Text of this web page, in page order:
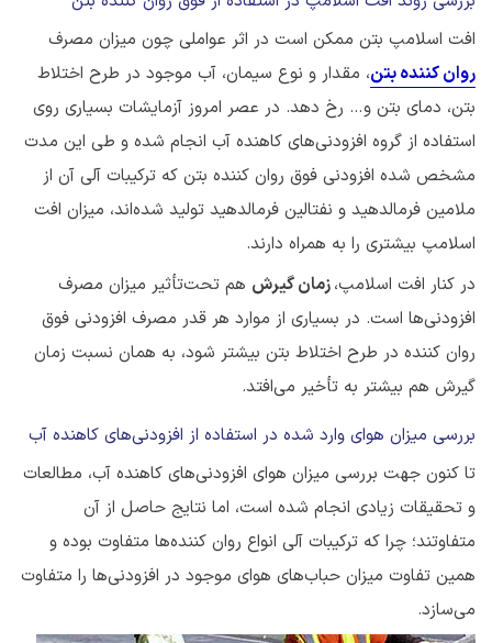
افت اسلامپ بتن ممکن است در اثر عواملی چون میزان مصرف
روان کننده بتن، مقدار و نوع سیمان، آب موجود در طرح اختلاط
بتن، دمای بتن و… رخ دهد. در عصر امروز آزمایشات بسیاری روی
استفاده از گروه افزودنی‌های کاهنده آب انجام شده و طی این مدت
مشخص شده افزودنی‌ فوق روان کننده بتن که ترکیبات آلی آن از
ملامین فرمالدهید و نفتالین فرمالدهید تولید شده‌اند، میزان افت
اسلامپ بیشتری را به همراه دارند.
در کنار افت اسلامپ،زمان گیرش هم تحت‌تأثیر میزان مصرف
افزودنی‌ها است. در بسیاری از موارد هر قدر مصرف افزودنی فوق
روان کننده در طرح اختلاط بتن بیشتر شود، به همان نسبت زمان
گیرش هم بیشتر به تأخیر می‌افتد.
بررسی میزان هوای وارد شده در استفاده از افزودنی‌های کاهنده آب
تا کنون جهت بررسی میزان هوای افزودنی‌های کاهنده آب، مطالعات
و تحقیقات زیادی انجام شده است، اما نتایج حاصل از آن
متفاوتند؛ چرا که ترکیبات آلی انواع روان کننده‌ها متفاوت بوده و
همین تفاوت میزان حباب‌های هوای موجود در افزودنی‌ها را متفاوت
می‌سازد.